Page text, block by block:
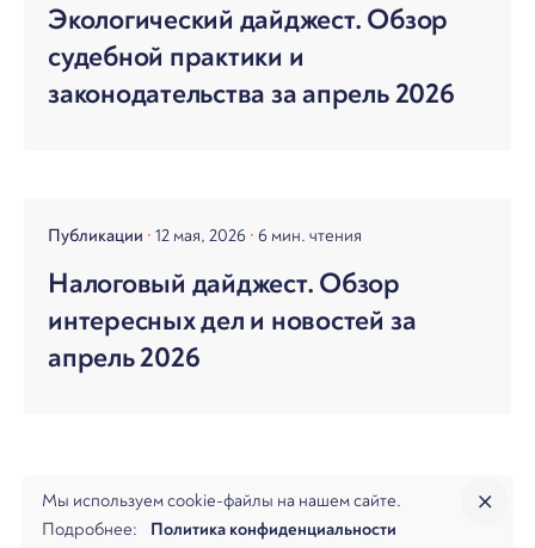
Экологический дайджест. Обзор
судебной практики и
законодательства за апрель 2026
Публикации 12 мая, 2026 6 мин. чтения
Налоговый дайджест. Обзор
интересных дел и новостей за
апрель 2026
Публикации 17 апреля, 2026 1 мин. чтения
Мы используем cookie-файлы на нашем сайте.
Подробнее: Политика конфиденциальности